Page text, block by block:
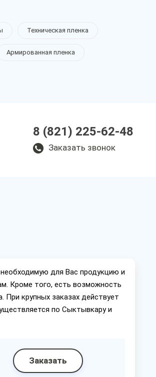
Техническая пленка
Армированная пленка
8 (821) 225-62-48
Заказать звонок
для Вас продукцию и
Кроме того, есть возможность
При крупных заказах действует
по Сыктывкару и
Заказать